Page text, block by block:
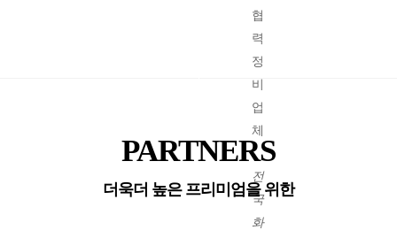
협
력
정
비
업
체
-
전
국
화
PARTNERS
더욱더 높은 프리미엄을 위한